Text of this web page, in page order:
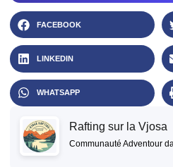
FACEBOOK
LINKEDIN
WHATSAPP
Rafting sur la Vjosa
Communauté Adventour